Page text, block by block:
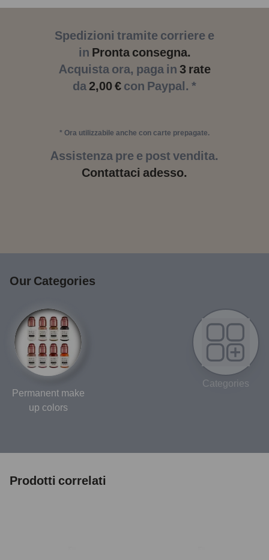
Spedizioni tramite corriere e
in Pronta consegna.
Acquista ora, paga in 3 rate
da2,00 € con Paypal. *
* Ora utilizzabile anche con carte prepagate.
Assistenza pre e post vendita.
Contattaci adesso.
Our Categories
Permanent make
up colors
Categories
Prodotti correlati